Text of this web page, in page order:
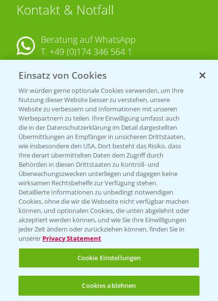
Kontakt & Notfall
Beratung auf WhatsApp
T. +49 (0)174 346 564 1
KONTAKT
Hilfe in Notfällen
T.+49 (0)214/30-20220
Folgen Sie uns
Allgemeine Nutzungsbedingungen
Datenschutzerklärung
Impressum
Gebrauchshinweise
Einsatz von Cookies
Wir würden gerne optionale Cookies verwenden, um Ihre
Nutzung dieser Website besser zu verstehen, unsere
Website zu verbessern und Informationen mit unseren
Werbepartnern zu teilen. Ihre Einwilligung umfasst auch
die in der Datenschutzerklärung im Detail dargestellten
Übermittlungen an Empfänger in unsicheren Drittstaaten,
wie insbesondere den USA. Dort besteht das Risiko, dass
Ihre derart übermittelten Daten dem Zugriff durch
Behörden in diesen Drittstaaten zu Kontroll- und
Überwachungszwecken unterliegen und dagegen keine
wirksamen Rechtsbehelfe zur Verfügung stehen.
Detaillierte Informationen zu unbedingt notwendigen
Cookies, ohne die wir die Webseite nicht verfügbar machen
können, und optionalen Cookies, die unten abgelehnt oder
akzeptiert werden können, und wie Sie Ihre Einwilligungen
jeder Zeit ändern oder zurückziehen können, finden Sie in
unserer Privacy Statement
Cookie Einstellungen
Cookies ablehnen